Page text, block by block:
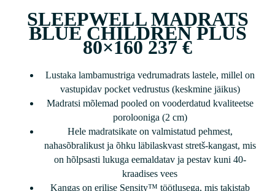
SLEEPWELL MADRATS
BLUE CHILDREN PLUS
80×160 237 €
Lustaka lambamustriga vedrumadrats lastele, millel on
vastupidav pocket vedrustus (keskmine jäikus)
Madratsi mõlemad pooled on vooderdatud kvaliteetse
porolooniga (2 cm)
Hele madratsikate on valmistatud pehmest,
nahasõbralikust ja õhku läbilaskvast stretš-kangast, mis
on hõlpsasti lukuga eemaldatav ja pestav kuni 40-
kraadises vees
Kangas on erilise Sensity™ töötlusega, mis takistab